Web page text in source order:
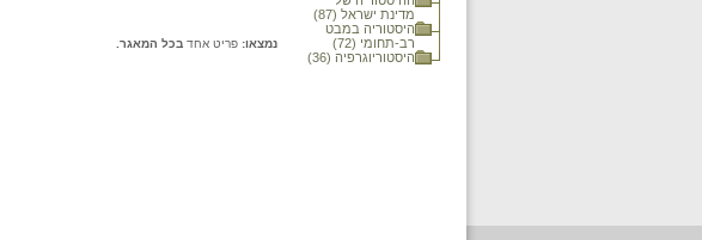
מדינת ישראל (87)
היסטוריה במבט
רב-תחומי (72)
היסטוריוגרפיה (36)
נמצאו: פריט אחד בכל המאגר.